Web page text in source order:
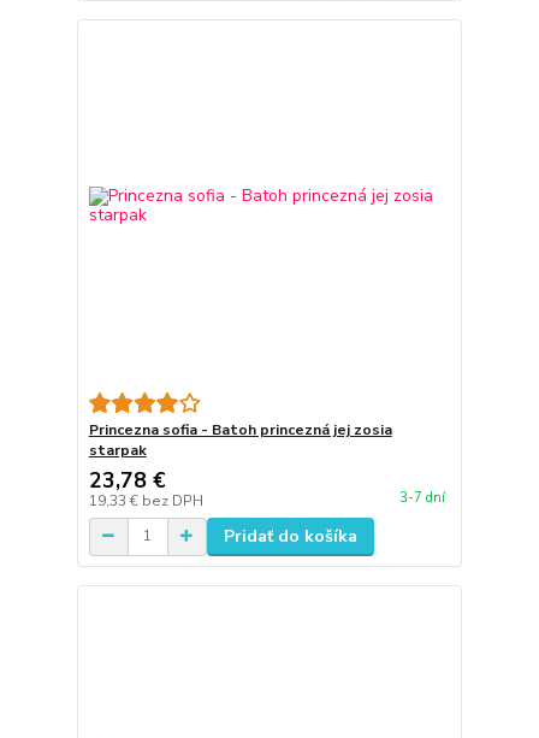
Princezna sofia - Batoh princezná jej zosia
starpak
23,78 €
19,33 € bez DPH 3-7 dní
Pridať do košíka